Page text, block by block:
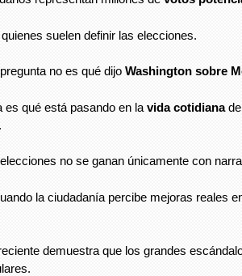
suelen definir las elecciones.
no es qué dijo Washington sobre
es qué está pasando en la vida cotidiana
no se ganan únicamente con
la ciudadanía percibe mejoras reales
demuestra que los grandes